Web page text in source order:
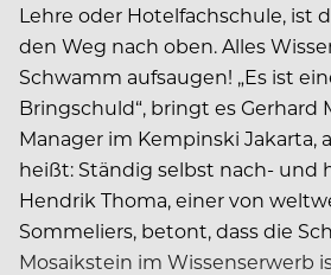
Lehre oder Hotelfachschule, ist
den Weg nach oben. Alles
Schwamm aufsaugen! „Es ist
Bringschuld“, bringt es Gerhard
Manager im Kempinski Jakarta,
heißt: Ständig selbst nach- und
Hendrik Thoma, einer von
Sommeliers, betont, dass die
Mosaikstein im Wissenserwerb